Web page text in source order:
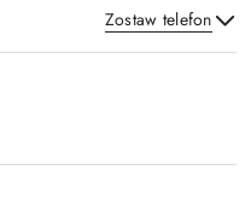
Zostaw telefon